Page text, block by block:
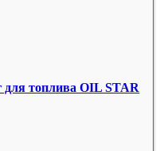
топлива OIL STAR